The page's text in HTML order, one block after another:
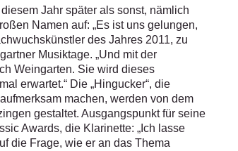
Jahr später als sonst, nämlich
Namen auf: „Es ist uns gelungen,
des Jahres 2011, zu
Musiktage. „Und mit der
Weingarten. Sie wird dieses
erwartet.“ Die „Hingucker“, die
machen, werden von dem
gestaltet. Ausgangspunkt für seine
Awards, die Klarinette: „Ich lasse
die Frage, wie er an das Thema